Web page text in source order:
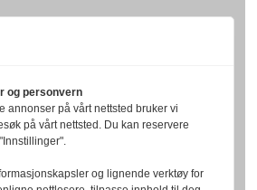
og personvern
annonser på vårt nettsted bruker vi
på vårt nettsted. Du kan reservere
og lignende verktøy for